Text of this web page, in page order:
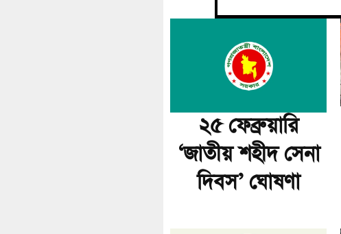
২৫ ফেব্রুয়ারি
‘জাতীয় শহীদ সেনা
দিবস’ ঘোষণা